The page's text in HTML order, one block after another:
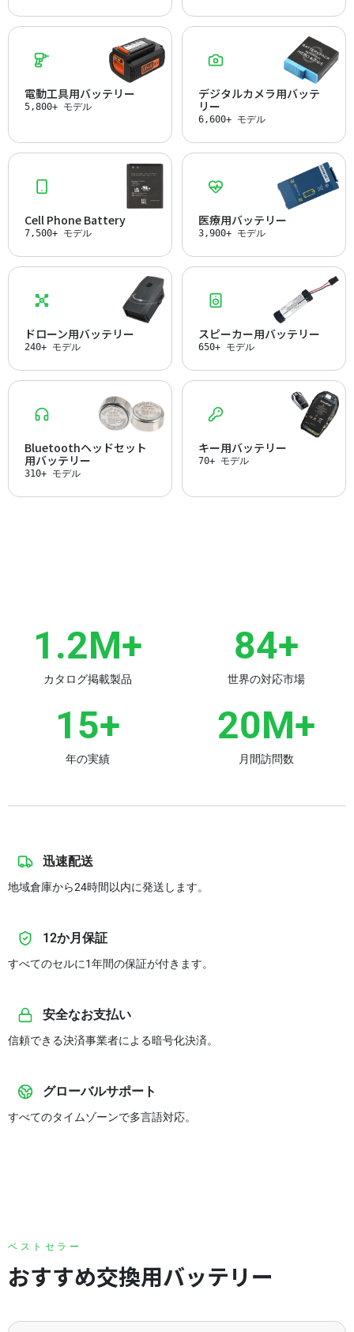
電動工具用バッテリー
5,800+ モデル
デジタルカメラ用バッテ
リー
6,600+ モデル
Cell Phone Battery
7,500+ モデル
医療用バッテリー
3,900+ モデル
ドローン用バッテリー
240+ モデル
スピーカー用バッテリー
650+ モデル
Bluetoothヘッドセット
用バッテリー
310+ モデル
キー用バッテリー
70+ モデル
1.2M+
カタログ掲載製品
84+
世界の対応市場
15+
年の実績
20M+
月間訪問数
迅速配送
地域倉庫から24時間以内に発送します。
12か月保証
すべてのセルに1年間の保証が付きます。
安全なお支払い
信頼できる決済事業者による暗号化決済。
グローバルサポート
すべてのタイムゾーンで多言語対応。
ベストセラー
おすすめ交換用バッテリー